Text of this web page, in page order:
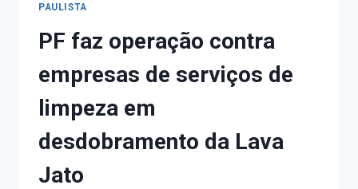
PAULISTA
PF faz operação contra
empresas de serviços de
limpeza em
desdobramento da Lava
Jato